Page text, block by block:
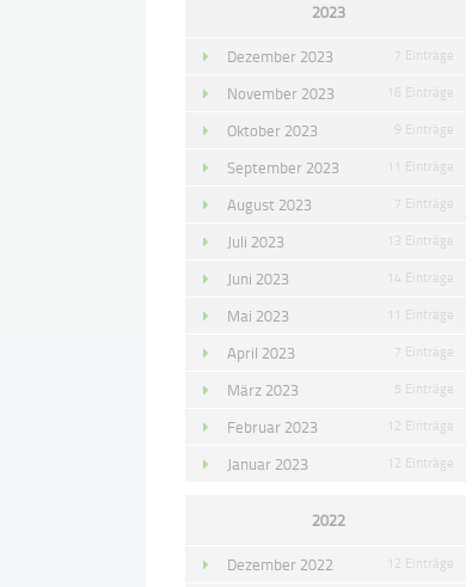
2023
Dezember 2023 7 Einträge
November 2023 16 Einträge
Oktober 2023 9 Einträge
September 2023 11 Einträge
August 2023 7 Einträge
Juli 2023 13 Einträge
Juni 2023 14 Einträge
Mai 2023 11 Einträge
April 2023 7 Einträge
März 2023 5 Einträge
Februar 2023 12 Einträge
Januar 2023 12 Einträge
2022
Dezember 2022 12 Einträge